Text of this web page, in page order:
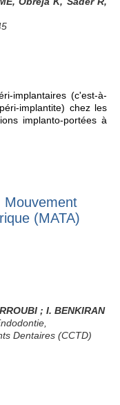
implantaires (c'est-à-
implantite) chez les
implanto-portées à
Mouvement
(MATA)
; I. BENKIRAN
Dentaires (CCTD)